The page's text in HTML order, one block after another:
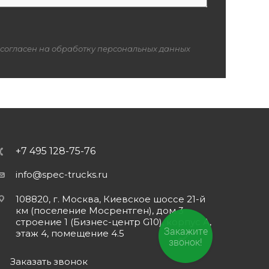
на обработку персональных данных
+7 495 128-75-76
info@spec-trucks.ru
108820, г. Москва, Киевское шоссе 21-й
км (поселение Мосрентген), дом 3
строение 1 (Бизнес-центр G10), корпус А,
этаж 4, помещение 4.5
Заказать звонок
Закажите
звонок!